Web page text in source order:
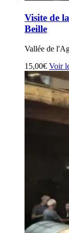
Visite de
Beille
Vallée de
15,00€ Voir